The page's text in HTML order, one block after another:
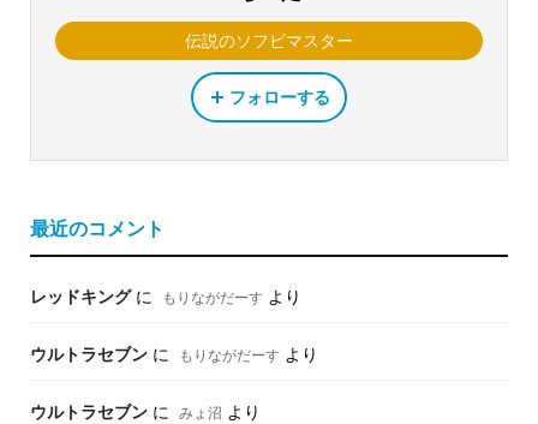
伝説のソフビマスター
フォローする
最近のコメント
レッドキングに もりながだーす より
ウルトラセブンに もりながだーす より
ウルトラセブンに みょ沼 より